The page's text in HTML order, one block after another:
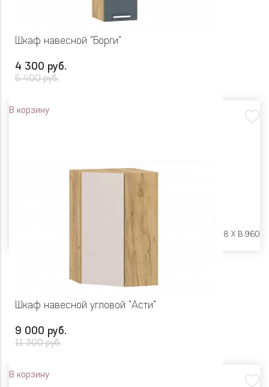
Шкаф навесной "Борги"
4 300 руб.
5 400 руб.
В корзину
Ш 300 X Г 318 X В 960
Шкаф навесной угловой "Асти"
9 000 руб.
11 300 руб.
В корзину